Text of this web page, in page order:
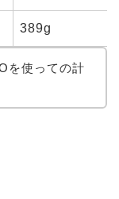
389g
を使っての計